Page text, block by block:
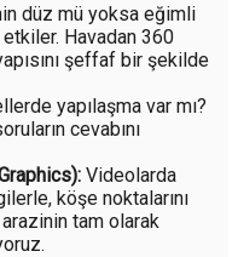
düz mü yoksa eğimli
Havadan 360
şeffaf bir şekilde
yapılaşma var mı?
cevabını
Videolarda
köşe noktalarını
tam olarak